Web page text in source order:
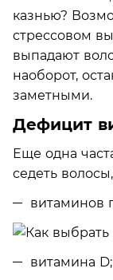
казнью?
стрессовом
выпадают
наоборот,
заметными.
Дефицит
Еще одна
седеть
витаминов
витамина D;